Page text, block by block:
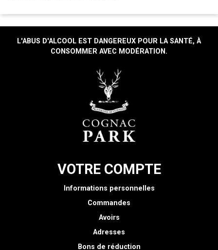
L'ABUS D'ALCOOL EST DANGEREUX POUR LA SANTÉ, À
CONSOMMER AVEC MODÉRATION.
VOTRE COMPTE
Informations personnelles
Commandes
Avoirs
Adresses
Bons de réduction